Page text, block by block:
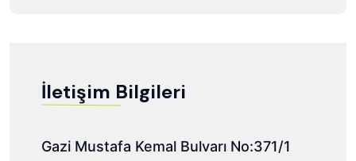
İletişim Bilgileri
Gazi Mustafa Kemal Bulvarı No:371/1